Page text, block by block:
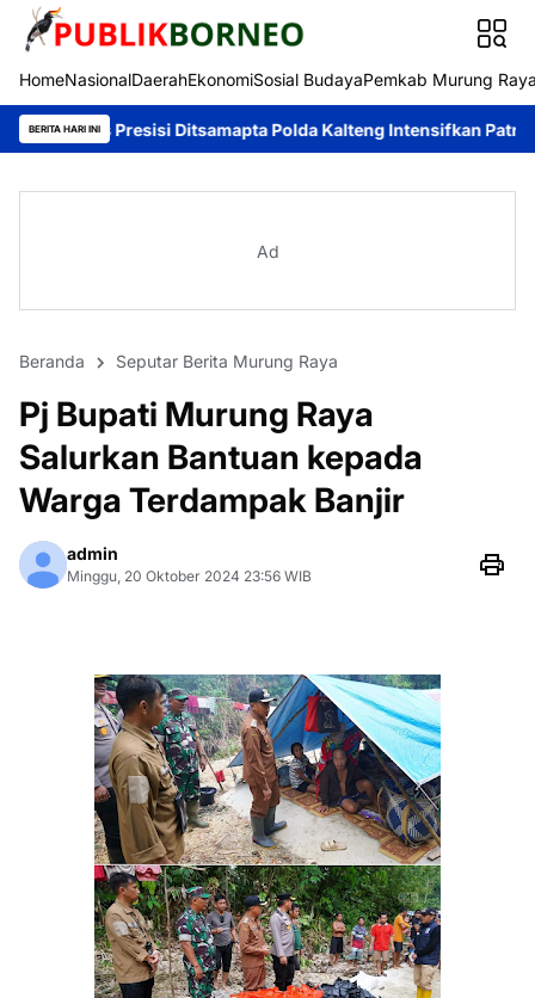
HomeNasionalDaerahEkonomiSosial BudayaPemkab Murung
BERITA HARI INI
Ditsamapta Polda Kalteng Intensifkan Patroli Harkamtibmas
Ad
Beranda Seputar Berita Murung Raya
Pj Bupati Murung Raya
Salurkan Bantuan kepada
Warga Terdampak Banjir
admin
Minggu, 20 Oktober 2024 23:56 WIB